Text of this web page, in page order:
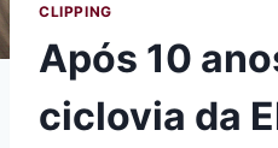
CLIPPING
Após 10
ciclovia da